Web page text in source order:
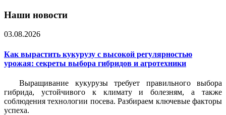
Наши новости
03.08.2026
Как вырастить кукурузу с высокой регулярностью
урожая: секреты выбора гибридов и агротехники
Выращивание кукурузы требует правильного выбора
гибрида, устойчивого к климату и болезням, а также
соблюдения технологии посева. Разбираем ключевые факторы
успеха.